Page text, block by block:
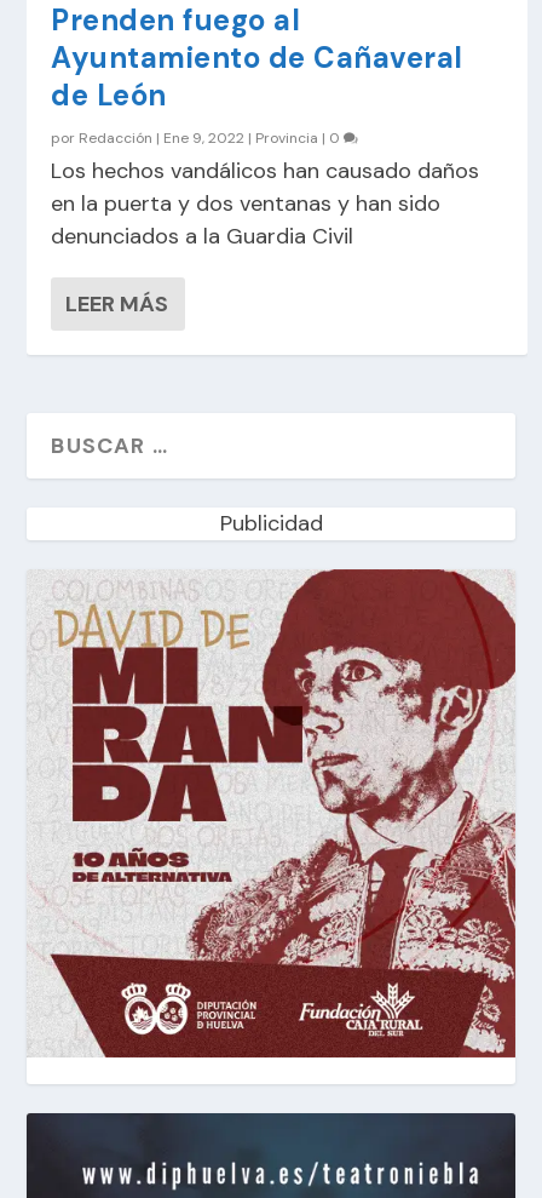
Prenden fuego al
Ayuntamiento de Cañaveral
de León
por Redacción | Ene 9, 2022 | Provincia | 0
Los hechos vandálicos han causado daños
en la puerta y dos ventanas y han sido
denunciados a la Guardia Civil
LEER MÁS
Publicidad